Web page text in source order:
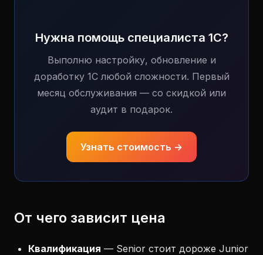
Нужна помощь специалиста 1С?
Выполню настройку, обновление и
доработку 1С любой сложности. Первый
месяц обслуживания — со скидкой или
аудит в подарок.
Узнать стоимость →
От чего зависит цена
Квалификация — Senior стоит дороже Junior